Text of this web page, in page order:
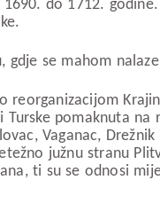
do 1712.
se mahom
reorganizacijom
pomaknuta na
Vaganac,
južnu stranu
ti su se odnosi